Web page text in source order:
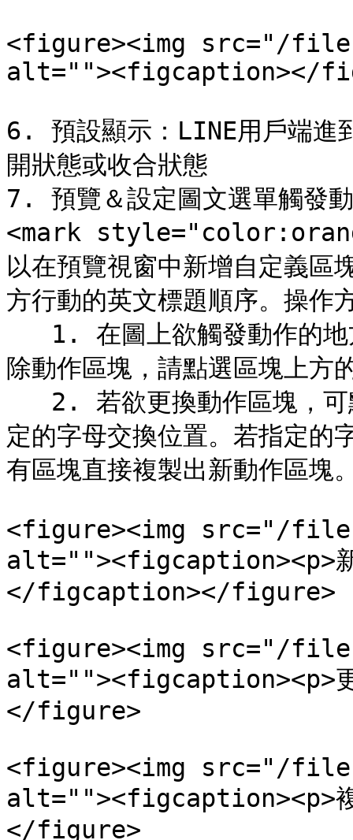
<figure><img src="/files/
alt=""><figcaption></
6. 預設顯示：LINE用戶端進
開狀態或收合狀態
7. 預覽＆設定圖文選單觸發
<mark
以在預覽視窗中新增自定義區
方行動的英文標題順序。操作
除動作區塊，請點選區塊上
定的字母交換位置。若指定的
有區塊直接複製出新動作區塊
<figure><img src="/files/
alt=""><figcaption><p>新
</figcaption></figure>
<figure><img src="/files/
alt=""><figcaption><p>
</figure>
<figure><img src="/files/
alt=""><figcaption><p>
</figure>